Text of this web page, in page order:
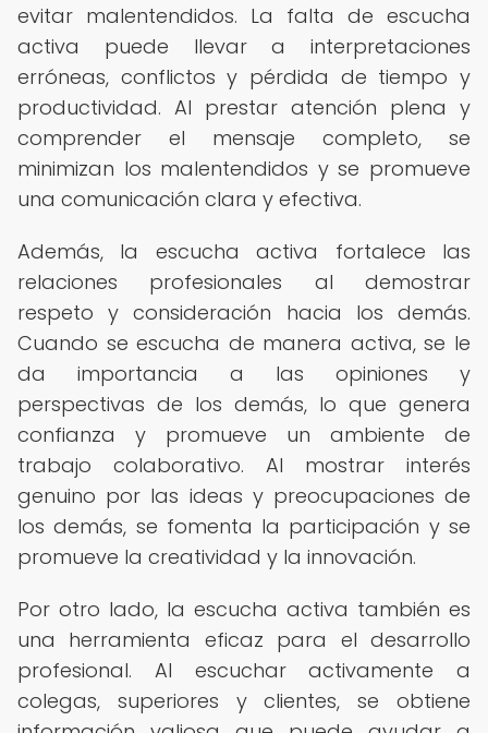
evitar malentendidos. La falta de escucha
activa puede llevar a interpretaciones
erróneas, conflictos y pérdida de tiempo y
productividad. Al prestar atención plena y
comprender el mensaje completo, se
minimizan los malentendidos y se promueve
una comunicación clara y efectiva.
Además, la escucha activa fortalece las
relaciones profesionales al demostrar
respeto y consideración hacia los demás.
Cuando se escucha de manera activa, se le
da importancia a las opiniones y
perspectivas de los demás, lo que genera
confianza y promueve un ambiente de
trabajo colaborativo. Al mostrar interés
genuino por las ideas y preocupaciones de
los demás, se fomenta la participación y se
promueve la creatividad y la innovación.
Por otro lado, la escucha activa también es
una herramienta eficaz para el desarrollo
profesional. Al escuchar activamente a
colegas, superiores y clientes, se obtiene